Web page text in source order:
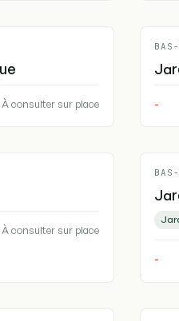
À consulter sur place -
À consulter sur place
-